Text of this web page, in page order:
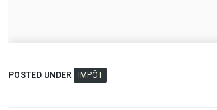
POSTED UNDER IMPÔT